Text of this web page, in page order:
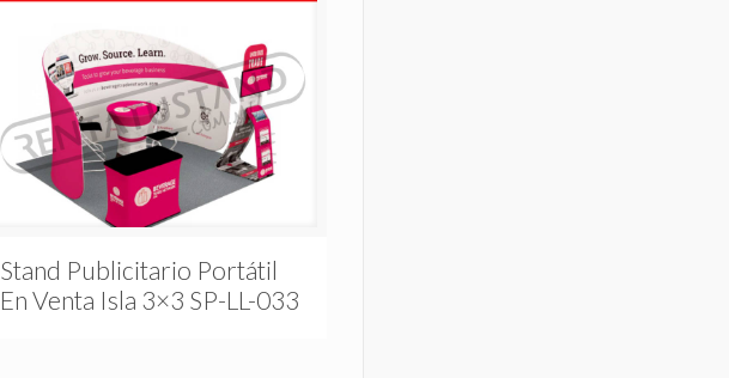
Stand Publicitario Portátil
En Venta Isla 3×3 SP-LL-033